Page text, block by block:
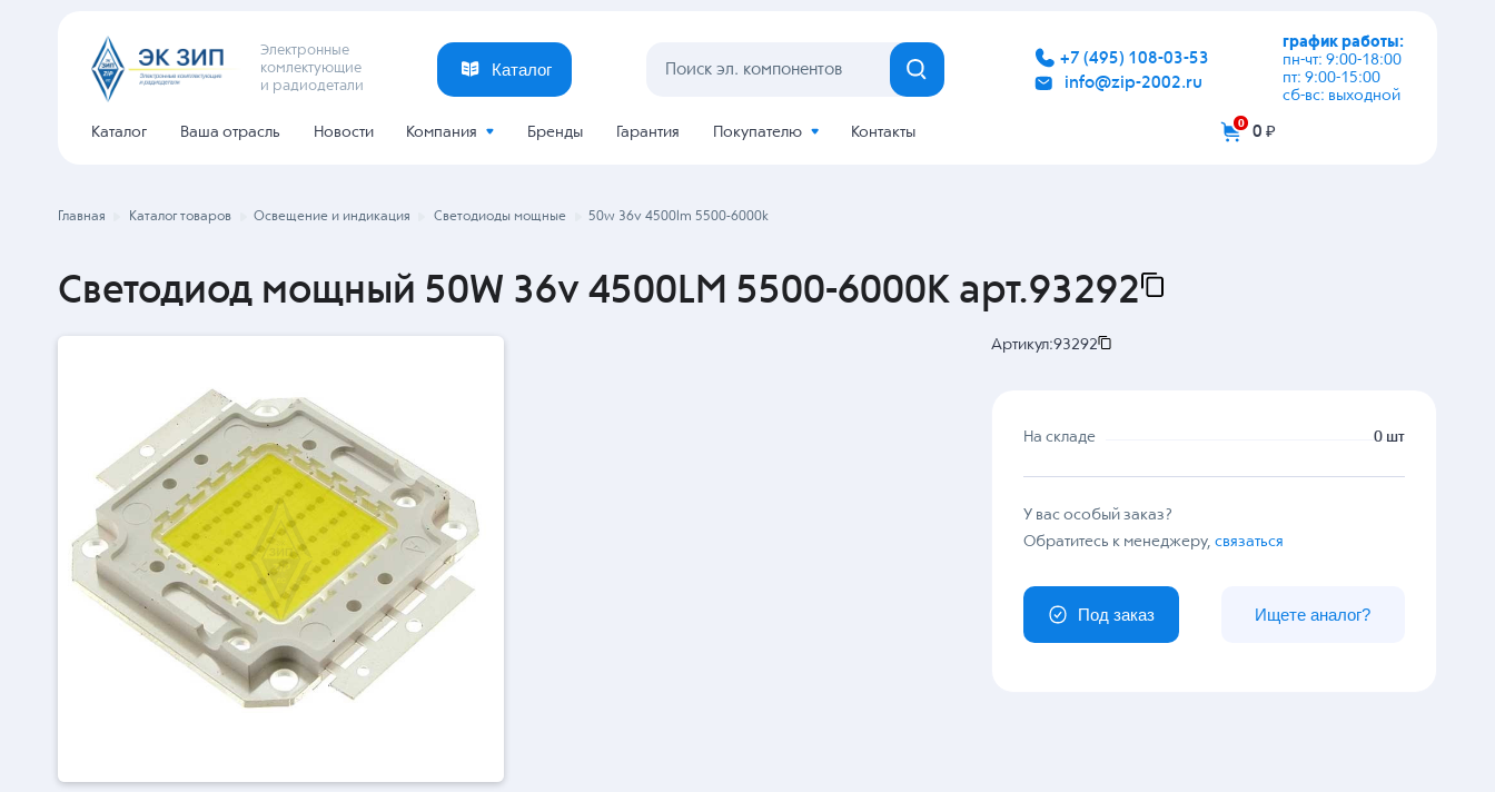
Электронные
комлектующие
и радиодетали
Каталог
+7 (495) 108-03-53
info@zip-2002.ru
график работы:
пн-чт: 9:00-18:00
пт: 9:00-15:00
сб-вс: выходной
Каталог Ваша отрасль Новости Компания Бренды Гарантия Покупателю Контакты
0 0 ₽
Главная Каталог товаров Освещение и индикация Светодиоды мощные 50w 36v 4500lm 5500-6000k
Светодиод мощный 50W 36v 4500LM 5500-6000K арт.93292
Артикул:93292
На складе 0 шт
У вас особый заказ?
Обратитесь к менеджеру,связаться
Под заказ Ищете аналог?